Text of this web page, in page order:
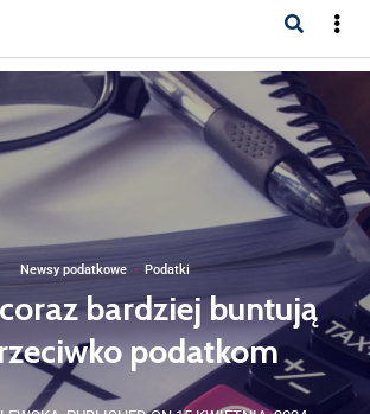
Newsy podatkowe· Podatki
bardziej buntują
podatkom